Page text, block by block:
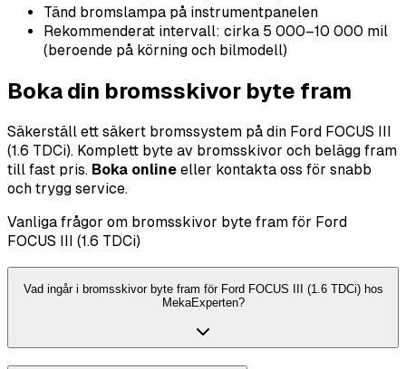
Tänd bromslampa på instrumentpanelen
Rekommenderat intervall: cirka 5 000–10 000 mil
(beroende på körning och bilmodell)
Boka din bromsskivor byte fram
Säkerställ ett säkert bromssystem på din Ford FOCUS III
(1.6 TDCi). Komplett byte av bromsskivor och belägg fram
till fast pris. Boka online eller kontakta oss för snabb
och trygg service.
Vanliga frågor om bromsskivor byte fram för Ford
FOCUS III (1.6 TDCi)
Vad ingår i bromsskivor byte fram för Ford FOCUS III (1.6 TDCi) hos
MekaExperten?